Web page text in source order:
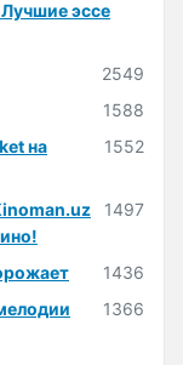
Лучшие эссе
2549
1588
на
1552
1497
1436
1366